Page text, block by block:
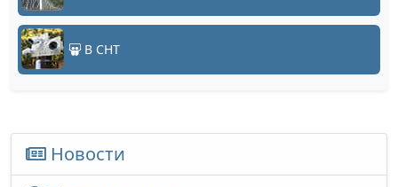
В СНТ
Новости